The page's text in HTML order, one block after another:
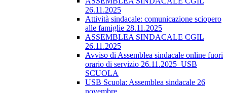
26.11.2025
Attività sindacale: comunicazione sciopero
alle famiglie 28.11.2025
ASSEMBLEA SINDACALE CGIL
26.11.2025
Avviso di Assemblea sindacale online fuori
orario di servizio 26.11.2025_USB
SCUOLA
USB Scuola: Assemblea sindacale 26